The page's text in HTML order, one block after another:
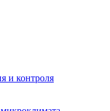
и контроля